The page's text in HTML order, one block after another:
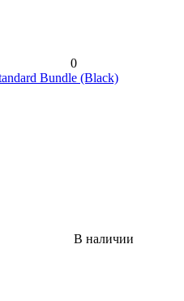
0
Bundle (Black)
В наличии